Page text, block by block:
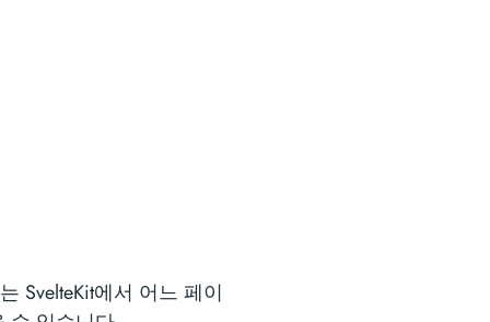
SvelteKit에서 어느 페이